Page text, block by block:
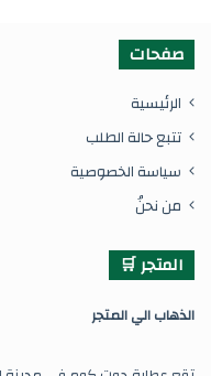
صفحات
الرئيسية
تتبع حالة الطلب
سياسة الخصوصية
من نحنُ
المتجر 🛒
الذهاب الي المتجر